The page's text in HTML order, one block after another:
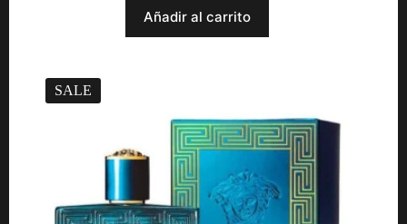
$ 549.990.
$ 299.990.
Añadir al carrito
SALE